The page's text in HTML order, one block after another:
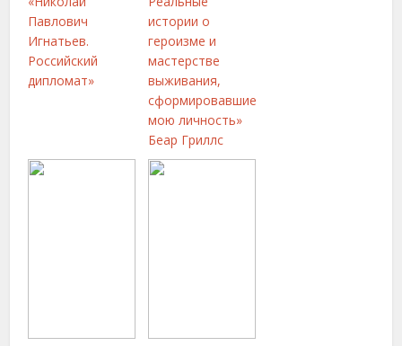
Павлович
Игнатьев.
Российский
дипломат»
истории о
героизме и
мастерстве
выживания,
сформировавшие
мою личность»
Беар Гриллс